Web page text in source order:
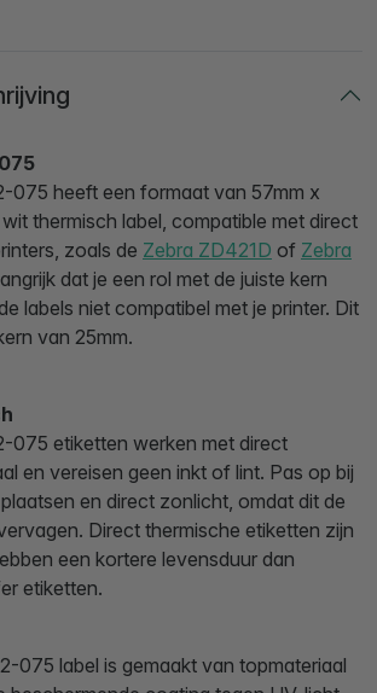
075 heeft een formaat van 57mm x
thermisch label, compatible met direct
zoals de Zebra ZD421D of Zebra
dat je een rol met de juiste kern
labels niet compatibel met je printer. Dit
van 25mm.
075 etiketten werken met direct
en vereisen geen inkt of lint. Pas op bij
en direct zonlicht, omdat dit de
Direct thermische etiketten zijn
een kortere levensduur dan
etiketten.
075 label is gemaakt van topmateriaal